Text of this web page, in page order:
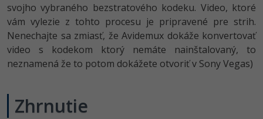
svojho vybraného bezstratového kodeku. Video, ktoré
vám vylezie z tohto procesu je pripravené pre strih.
Nenechajte sa zmiasť, že Avidemux dokáže konvertovať
video s kodekom ktorý nemáte nainštalovaný, to
neznamená že to potom dokážete otvoriť v Sony Vegas)
Zhrnutie